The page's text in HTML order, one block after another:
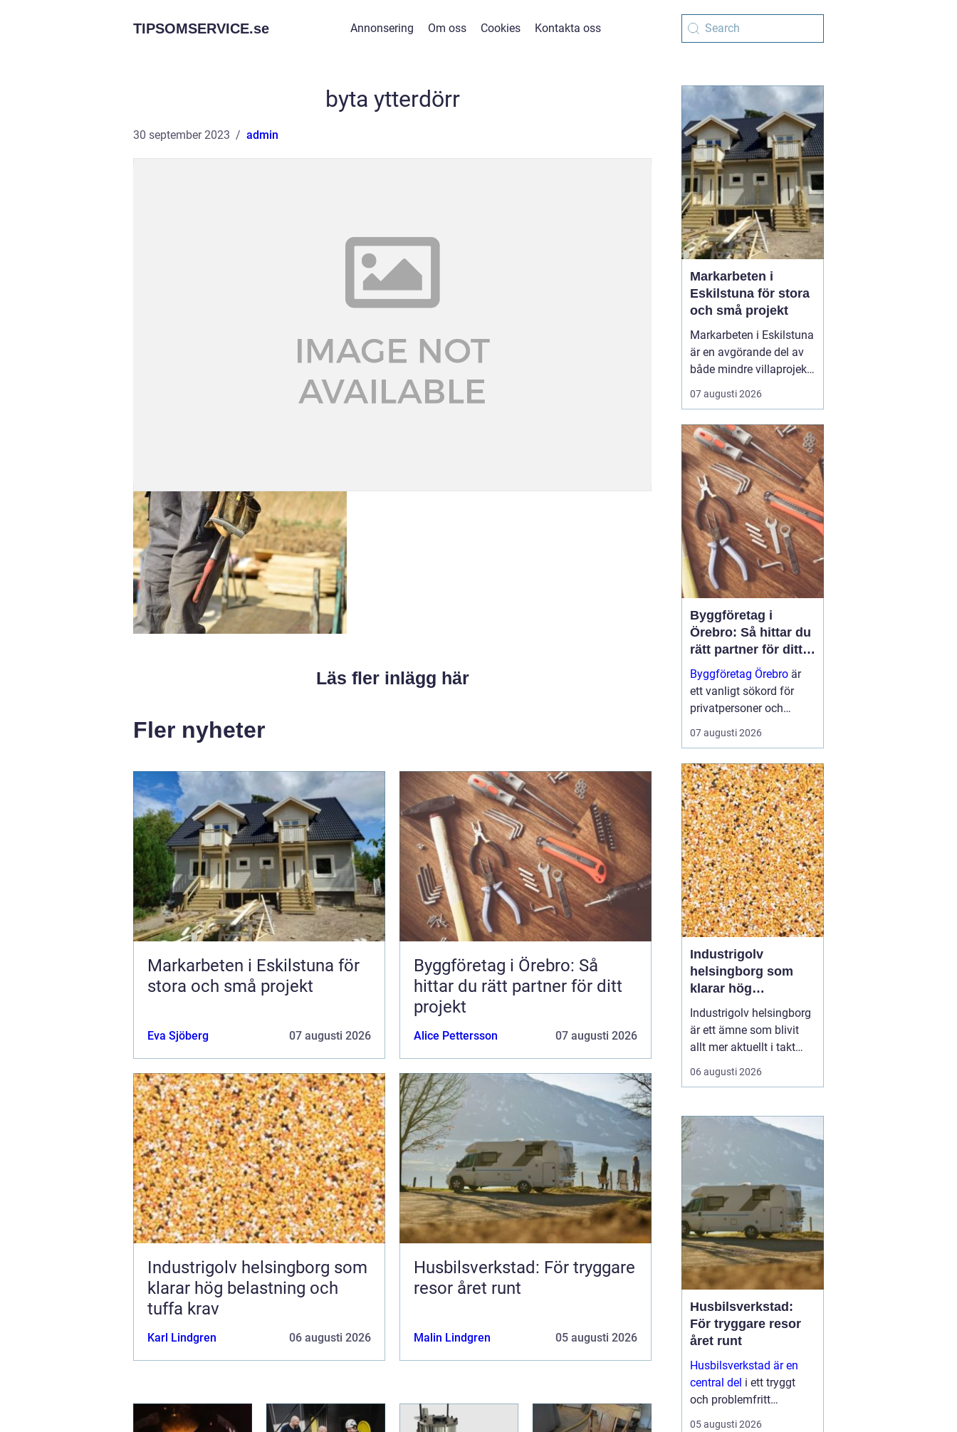
TIPSOMSERVICE.se Annonsering Om oss Cookies Kontakta oss
byta ytterdörr
30 september 2023 admin
Läs fler inlägg här
Fler nyheter
Markarbeten i Eskilstuna för
stora och små projekt
Eva Sjöberg 07 augusti 2026
Byggföretag i Örebro: Så
hittar du rätt partner för ditt
projekt
Alice Pettersson 07 augusti 2026
Industrigolv helsingborg som
klarar hög belastning och
tuffa krav
Karl Lindgren 06 augusti 2026
Husbilsverkstad: För tryggare
resor året runt
Malin Lindgren 05 augusti 2026
Markarbeten i
Eskilstuna för stora
och små projekt
Markarbeten i Eskilstuna
är en avgörande del av
både mindre villaprojekt
och större
byggsatsningar, och rätt
en stabil grund för allt
som ska byggas
ovanpå. När marken
förbere...
07 augusti 2026
Byggföretag i
Örebro: Så hittar du
rätt partner för ditt
projekt
Byggföretag Örebro är
ett vanligt sökord för
privatpersoner och
företag som planerar att
bygga nytt, renovera eller
huset. Många vill ha en
trygg by...
07 augusti 2026
Industrigolv
helsingborg som
klarar hög
belastning och tuffa
krav
Industrigolv helsingborg
är ett ämne som blivit
allt mer aktuellt i takt
med att fler
verksamheter söker
lättskötta golvlösningar.
I moderna
produktionsmiljöer
behöver golvet vara mer
än bara en slityta. Golvet
ska tåla tung trafi...
06 augusti 2026
Husbilsverkstad:
För tryggare resor
året runt
Husbilsverkstad är en
central del i ett tryggt
och problemfritt
husbilsliv. När en husbil
05 augusti 2026